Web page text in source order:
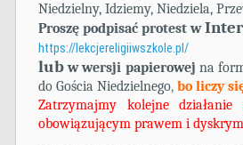
Niedzielny, Idziemy, Niedziela,
Proszę podpisać protest w
https://lekcjereligiiwszkole.pl/
lubw wersji papierowej na
do Gościa Niedzielnego,bo liczy
Zatrzymajmy kolejne
obowiązującym prawem i